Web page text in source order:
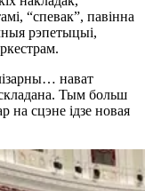
“спевак”, павінна
рэпетыцыі,
нават
Тым больш
на сцэне ідзе новая